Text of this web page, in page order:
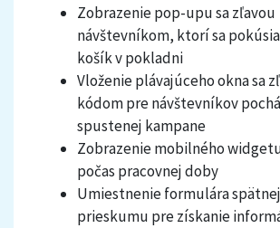
Zobrazenie pop-upu sa zľavou
návštevníkom, ktorí sa
košík v pokladni
Vloženie plávajúceho okna sa
kódom pre návštevníkov
spustenej kampane
Zobrazenie mobilného
počas pracovnej doby
Umiestnenie formulára
prieskumu pre získanie